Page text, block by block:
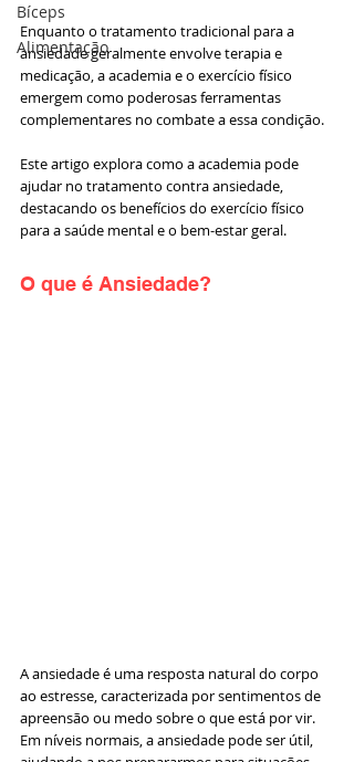
Bíceps
Alimentação
Enquanto o tratamento tradicional para a
ansiedade geralmente envolve terapia e
medicação, a academia e o exercício físico
emergem como poderosas ferramentas
complementares no combate a essa condição.
Este artigo explora como a academia pode
ajudar no tratamento contra ansiedade,
destacando os benefícios do exercício físico
para a saúde mental e o bem-estar geral.
O que é Ansiedade?
A ansiedade é uma resposta natural do corpo
ao estresse, caracterizada por sentimentos de
apreensão ou medo sobre o que está por vir.
Em níveis normais, a ansiedade pode ser útil,